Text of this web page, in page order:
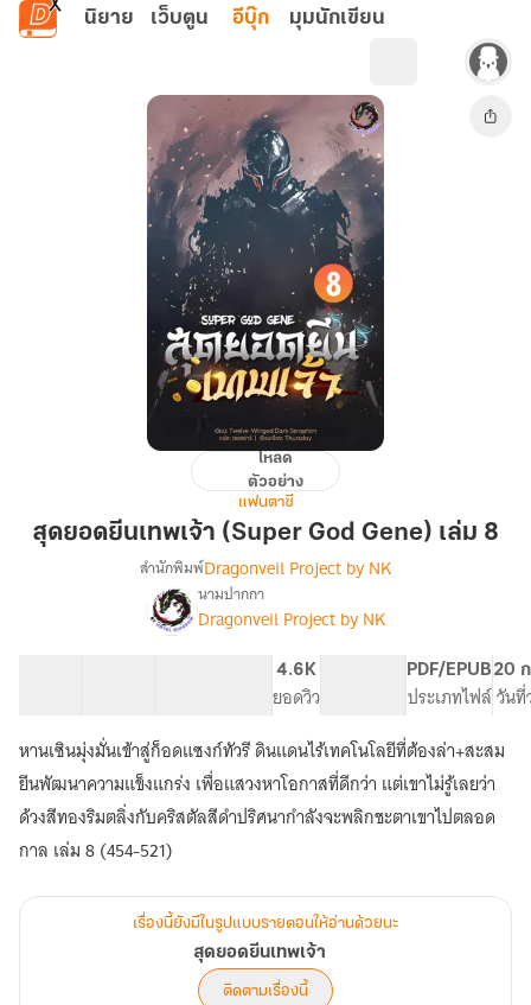
ข้ามไปยังเนื้อหาหลัก
นิยาย เว็บตูน อีบุ๊ก มุมนักเขียน
ยีน
(Super
God
Gene)
โหลด
ตัวอย่าง
แฟนตาซี
สุดยอดยีนเทพเจ้า (Super God Gene) เล่ม 8
สุด
ยอด
ยีน
เทพเจ้า
สำนักพิมพ์Dragonveil Project by NK
นามปากกา
Dragonveil Project by NK
4.6K
ยอดวิว
PDF/EPUB
ประเภทไฟล์
20
วันที่
หานเซินมุ่งมั่นเข้าสู่ก็อดแซงก์ทัวรี ดินแดนไร้เทคโนโลยีที่ต้องล่า+สะสม
ยีนพัฒนาความแข็งแกร่ง เพื่อแสวงหาโอกาสที่ดีกว่า แต่เขาไม่รู้เลยว่า
ด้วงสีทองริมตลิ่งกับคริสตัลสีดำปริศนากำลังจะพลิกชะตาเขาไปตลอด
กาล เล่ม 8 (454-521)
เรื่องนี้ยังมีในรูปแบบรายตอนให้อ่านด้วยนะ
สุดยอดยีนเทพเจ้า
ติดตามเรื่องนี้